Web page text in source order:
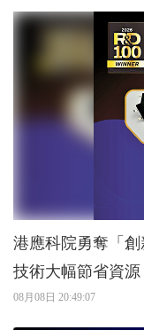
港應科院勇奪「創新
08月08日 20:49:07